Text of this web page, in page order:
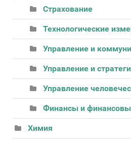
Страхование
Технологические
Управление и
Управление и
Управление
Финансы и
Химия